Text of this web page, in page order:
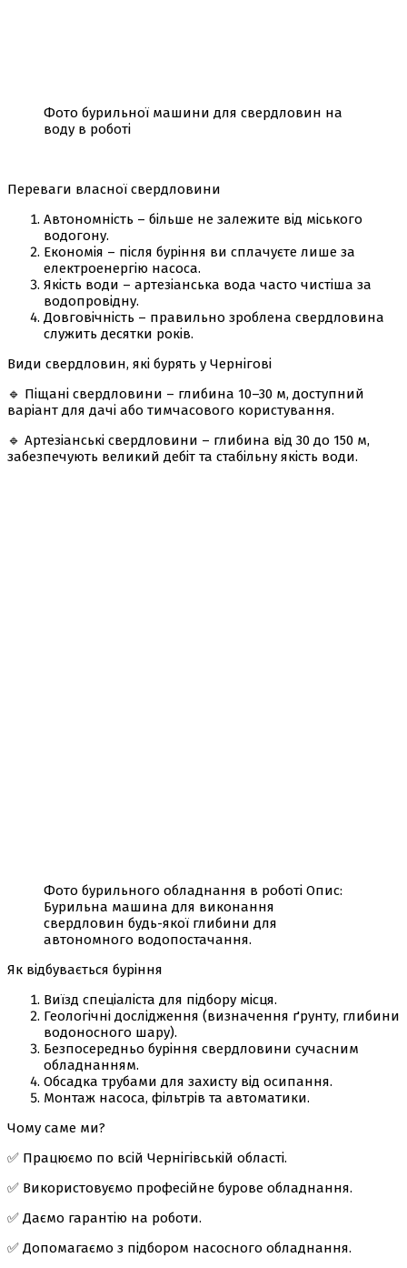
Фото бурильної машини для свердловин на
воду в роботі
Переваги власної свердловини
Автономність – більше не залежите від міського
водогону.
Економія – після буріння ви сплачуєте лише за
електроенергію насоса.
Якість води – артезіанська вода часто чистіша за
водопровідну.
Довговічність – правильно зроблена свердловина
служить десятки років.
Види свердловин, які бурять у Чернігові
🔹 Піщані свердловини – глибина 10–30 м, доступний
варіант для дачі або тимчасового користування.
🔹 Артезіанські свердловини – глибина від 30 до 150 м,
забезпечують великий дебіт та стабільну якість води.
Фото бурильного обладнання в роботі Опис:
Бурильна машина для виконання
свердловин будь-якої глибини для
автономного водопостачання.
Як відбувається буріння
Виїзд спеціаліста для підбору місця.
Геологічні дослідження (визначення ґрунту, глибини
водоносного шару).
Безпосередньо буріння свердловини сучасним
обладнанням.
Обсадка трубами для захисту від осипання.
Монтаж насоса, фільтрів та автоматики.
Чому саме ми?
✅ Працюємо по всій Чернігівській області.
✅ Використовуємо професійне бурове обладнання.
✅ Даємо гарантію на роботи.
✅ Допомагаємо з підбором насосного обладнання.